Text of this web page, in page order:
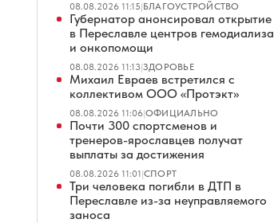
08.08.2026 11:15|БЛАГОУСТРОЙСТВО
Губернатор анонсировал открытие
в Переславле центров гемодиализа
и онкопомощи
08.08.2026 11:13|ЗДОРОВЬЕ
Михаил Евраев встретился с
коллективом ООО «Протэкт»
08.08.2026 11:06|ОФИЦИАЛЬНО
Почти 300 спортсменов и
тренеров-ярославцев получат
выплаты за достижения
08.08.2026 11:01|СПОРТ
Три человека погибли в ДТП в
Переславле из-за неуправляемого
заноса